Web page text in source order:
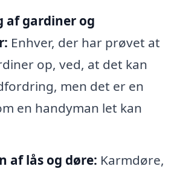
af gardiner og
Enhver, der har prøvet at
op, ved, at det kan
men det er en
en handyman let kan
af lås og døre: Karmdøre,